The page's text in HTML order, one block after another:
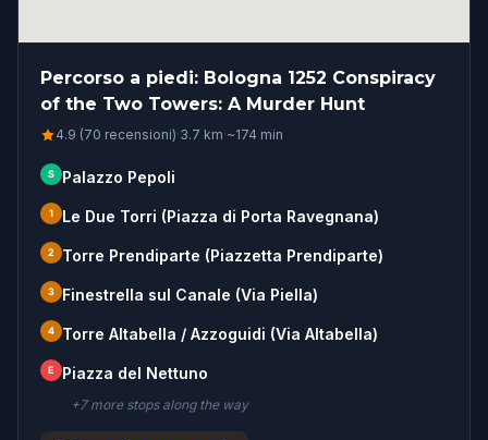
Percorso a piedi: Bologna 1252 Conspiracy
of the Two Towers: A Murder Hunt
4.9 (70 recensioni)·3.7 km·~174 min
S Palazzo Pepoli
1 Le Due Torri (Piazza di Porta Ravegnana)
2 Torre Prendiparte (Piazzetta Prendiparte)
3 Finestrella sul Canale (Via Piella)
4 Torre Altabella / Azzoguidi (Via Altabella)
E Piazza del Nettuno
+7more stopsalong the way